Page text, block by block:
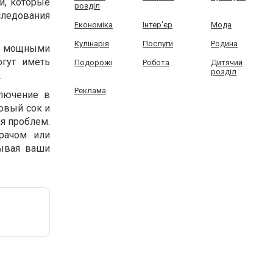
мощными
иметь
в
сок и
проблем.
или
ваши
розділ
Економіка Інтер'єр Мода
Кулінарія Послуги Родина
Подорожі Робота
Дитячий
розділ
Реклама